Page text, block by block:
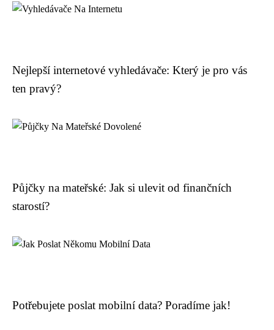
Nejlepší internetové vyhledávače: Který je pro vás
ten pravý?
Půjčky na mateřské: Jak si ulevit od finančních
starostí?
Potřebujete poslat mobilní data? Poradíme jak!